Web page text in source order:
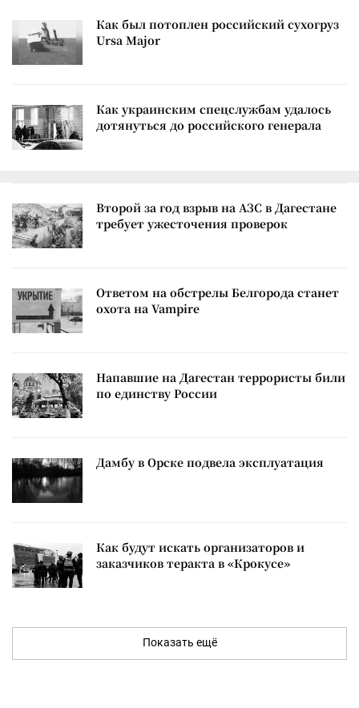
Как был потоплен российский сухогруз
Ursa Major
Как украинским спецслужбам удалось
дотянуться до российского генерала
Второй за год взрыв на АЗС в Дагестане
требует ужесточения проверок
Ответом на обстрелы Белгорода станет
охота на Vampire
Напавшие на Дагестан террористы били
по единству России
Дамбу в Орске подвела эксплуатация
Как будут искать организаторов и
заказчиков теракта в «Крокусе»
Показать ещё